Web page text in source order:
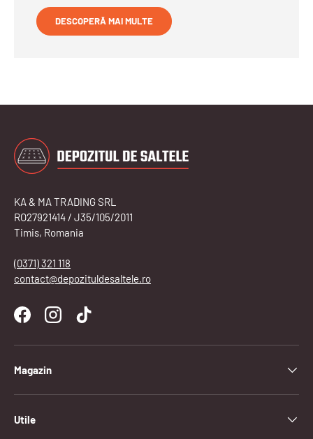
DESCOPERĂ MAI MULTE
KA & MA TRADING SRL
RO27921414 / J35/105/2011
Timis, Romania
(0371) 321 118
contact@depozituldesaltele.ro
FacebookInstagramTikTok
Magazin
Utile